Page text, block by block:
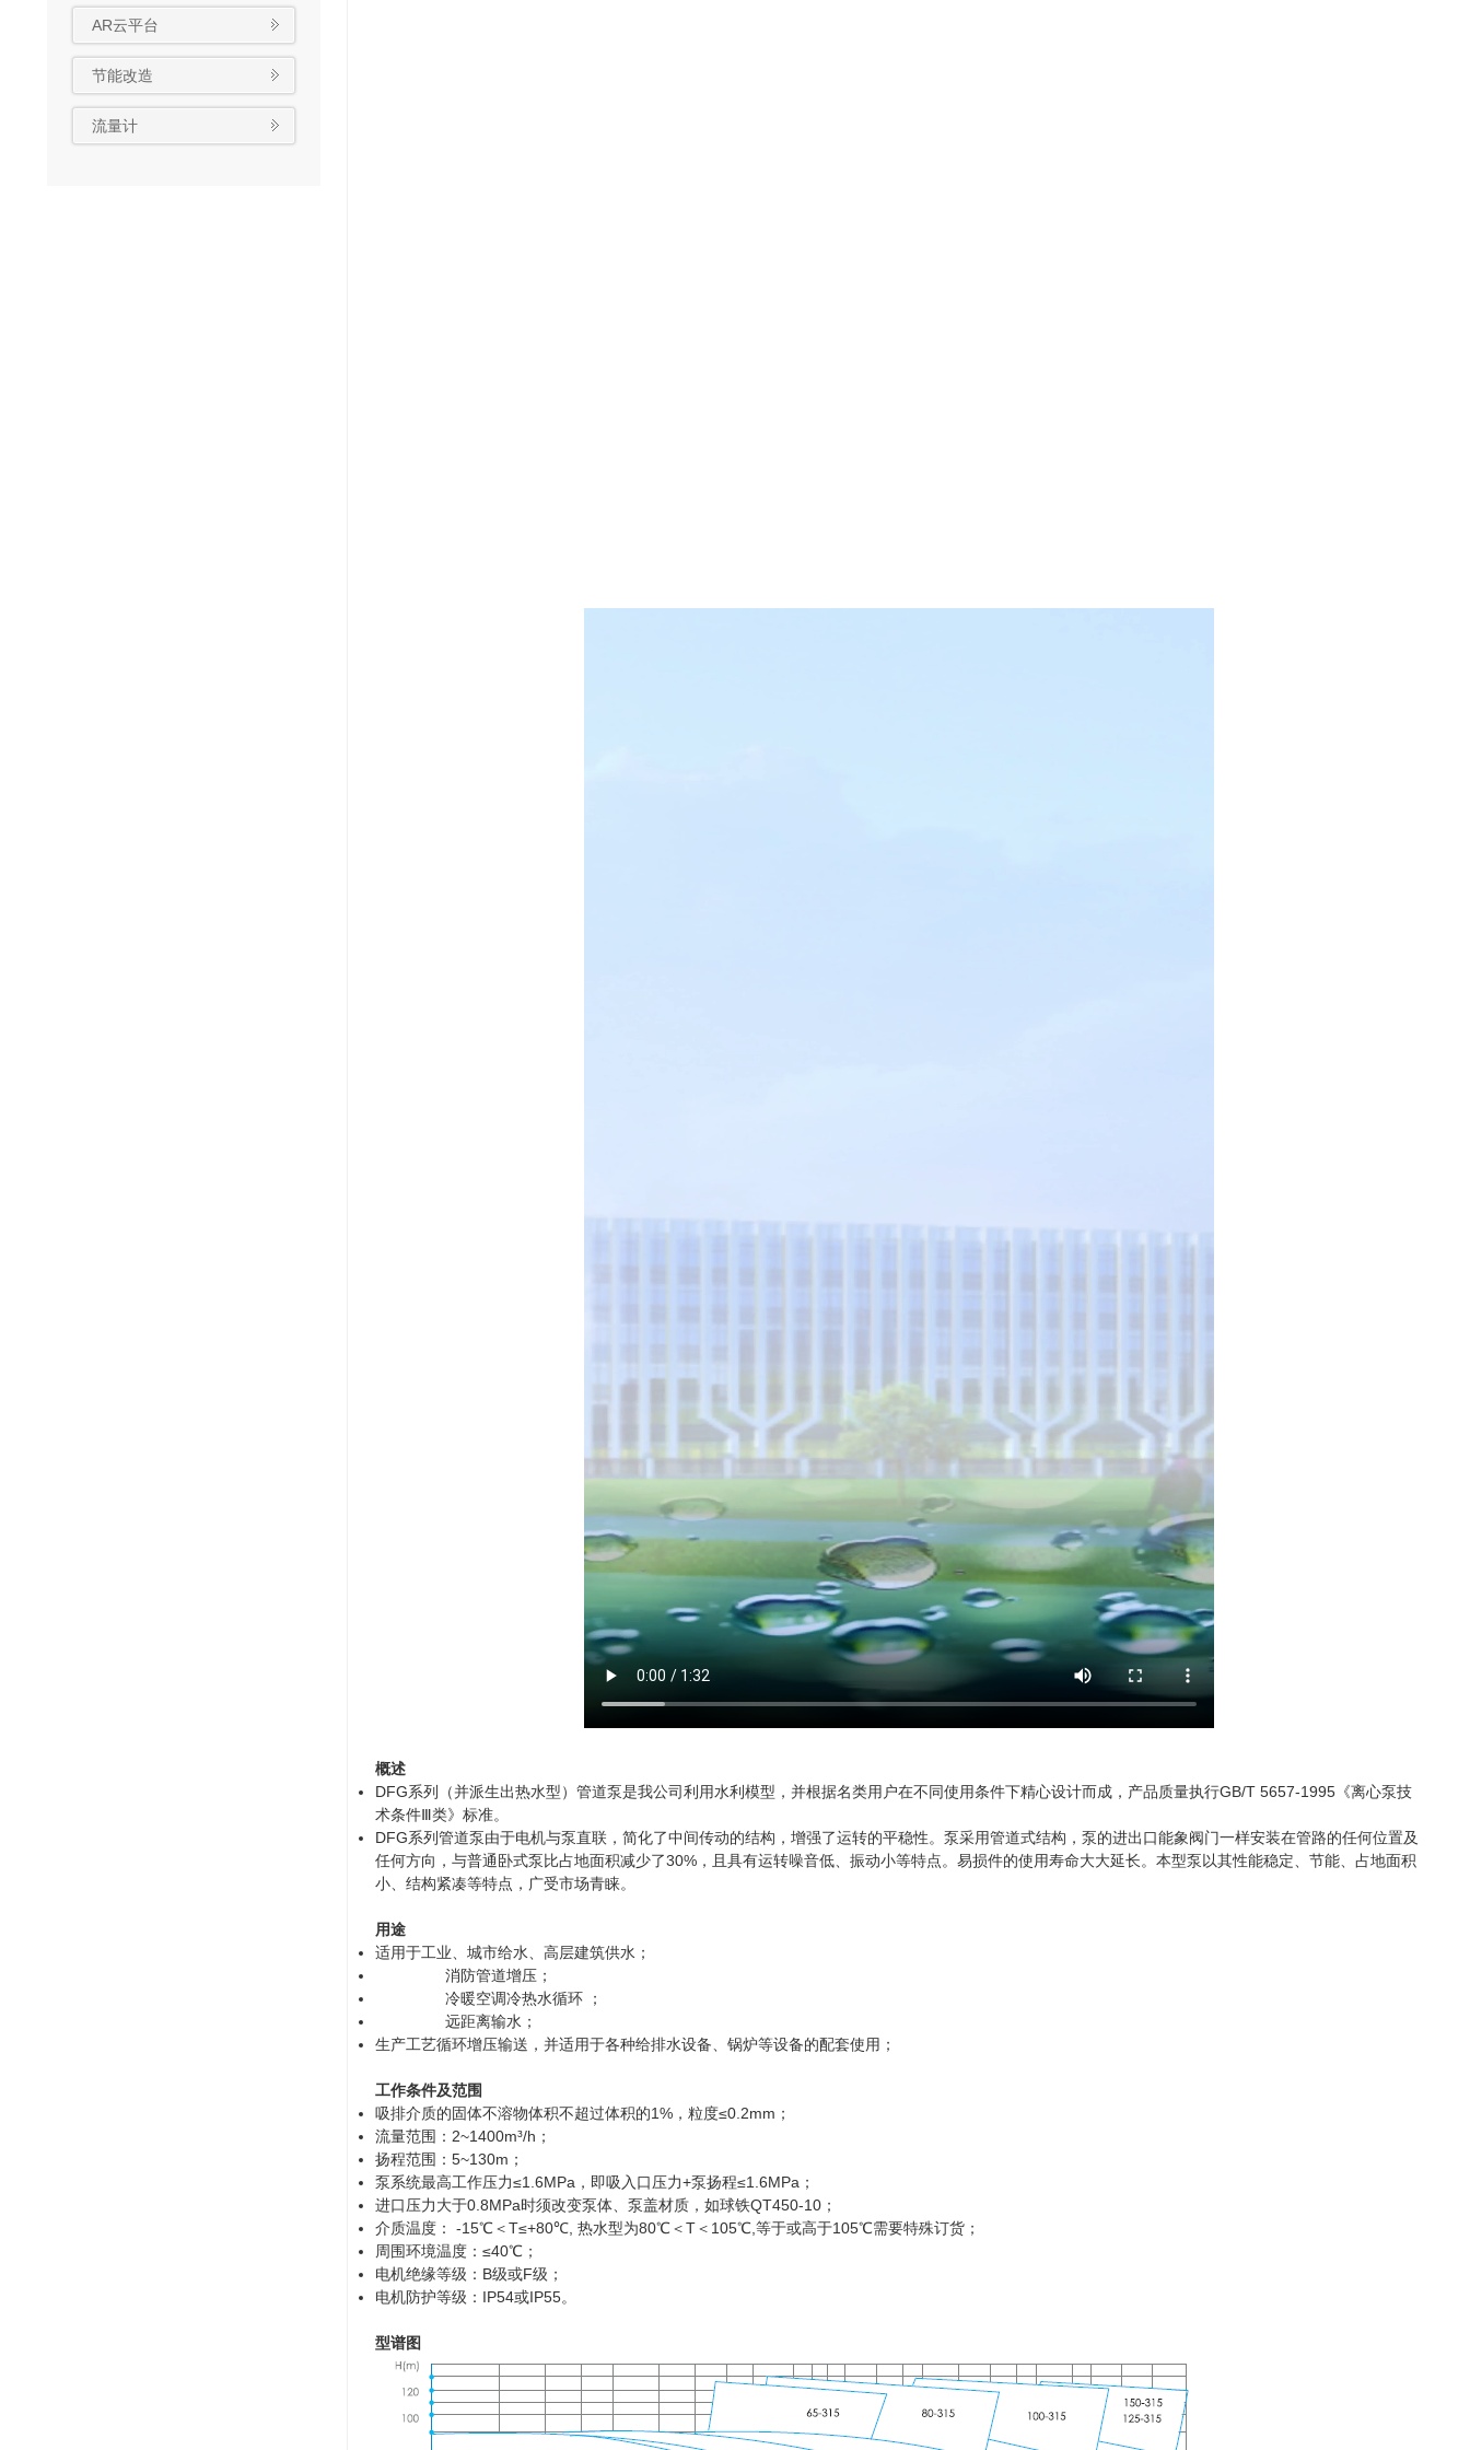
AR云平台
节能改造
流量计
概述
DFG系列（并派生出热水型）管道泵是我公司利用水利模型，并根据名类用户在不同使用条件下精心设计而成，产品质量执行GB/T 5657-1995《离心泵技
术条件Ⅲ类》标准。
DFG系列管道泵由于电机与泵直联，简化了中间传动的结构，增强了运转的平稳性。泵采用管道式结构，泵的进出口能象阀门一样安装在管路的任何位置及
任何方向，与普通卧式泵比占地面积减少了30%，且具有运转噪音低、振动小等特点。易损件的使用寿命大大延长。本型泵以其性能稳定、节能、占地面积
小、结构紧凑等特点，广受市场青睐。
用途
适用于工业、城市给水、高层建筑供水；
消防管道增压；
冷暖空调冷热水循环 ；
远距离输水；
生产工艺循环增压输送，并适用于各种给排水设备、锅炉等设备的配套使用；
工作条件及范围
吸排介质的固体不溶物体积不超过体积的1%，粒度≤0.2mm；
流量范围：2~1400m³/h；
扬程范围：5~130m；
泵系统最高工作压力≤1.6MPa，即吸入口压力+泵扬程≤1.6MPa；
进口压力大于0.8MPa时须改变泵体、泵盖材质，如球铁QT450-10；
介质温度： -15℃＜T≤+80℃, 热水型为80℃＜T＜105℃,等于或高于105℃需要特殊订货；
周围环境温度：≤40℃；
电机绝缘等级：B级或F级；
电机防护等级：IP54或IP55。
型谱图